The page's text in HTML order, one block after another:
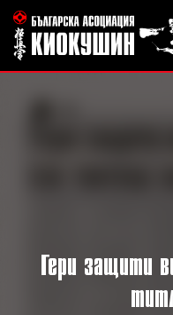
Гери защити